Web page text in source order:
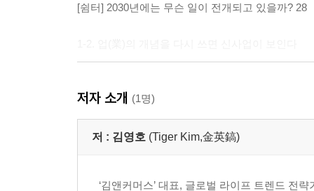
[쉼터] 2030년에는 무슨 일이 전개되고 있을까? 28
6. 한정판 신발 사업이 뜨는 이유는? 37
7. 1인 헤어샵이 헤쳐 모인다면 43
8. 있는 지식을 나누면서 돈도 번다고? 46
저자 소개 (1명)
저 : 김영호 (Tiger Kim,金英鎬)
‘김앤커머스’ 대표, 글로벌 라이프 트렌드 전